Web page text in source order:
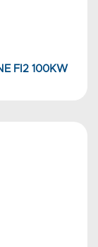
FI2 100KW